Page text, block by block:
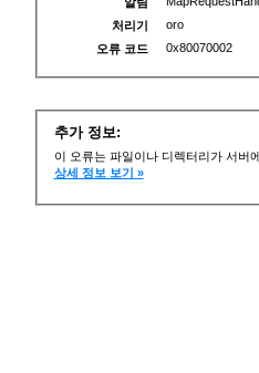
처리기
oro
오류 코드
0x80070002
추가 정보:
이 오류는 파일이나 디렉터리가 서버
상세 정보 보기 »